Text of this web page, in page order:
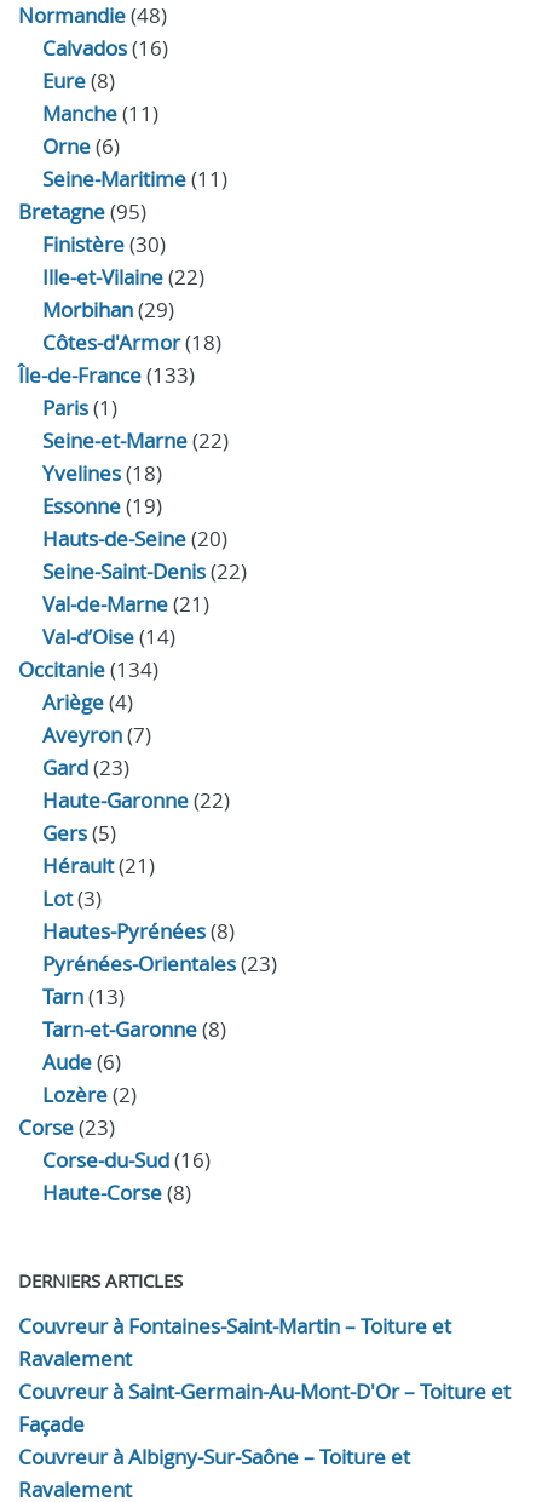
Normandie(48)
Calvados(16)
Eure(8)
Manche(11)
Orne(6)
Seine-Maritime(11)
Bretagne(95)
Finistère(30)
Ille-et-Vilaine(22)
Morbihan(29)
Côtes-d'Armor(18)
Île-de-France(133)
Paris(1)
Seine-et-Marne(22)
Yvelines(18)
Essonne(19)
Hauts-de-Seine(20)
Seine-Saint-Denis(22)
Val-de-Marne(21)
Val-d’Oise(14)
Occitanie(134)
Ariège(4)
Aveyron(7)
Gard(23)
Haute-Garonne(22)
Gers(5)
Hérault(21)
Lot(3)
Hautes-Pyrénées(8)
Pyrénées-Orientales(23)
Tarn(13)
Tarn-et-Garonne(8)
Aude(6)
Lozère(2)
Corse(23)
Corse-du-Sud(16)
Haute-Corse(8)
DERNIERS ARTICLES
Couvreur à Fontaines-Saint-Martin – Toiture et
Ravalement
Couvreur à Saint-Germain-Au-Mont-D'Or – Toiture et
Façade
Couvreur à Albigny-Sur-Saône – Toiture et
Ravalement